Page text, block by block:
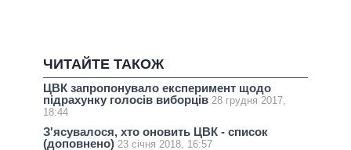
ЧИТАЙТЕ ТАКОЖ
ЦВК запропонувало експеримент щодо
підрахунку голосів виборців 28 грудня 2017,
18:44
З'ясувалося, хто оновить ЦВК - список
(доповнено) 23 січня 2018, 16:57